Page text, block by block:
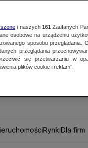
RynkiDla firm
i naszych 161 Zaufanych
osobowe na urządzeniu
sposobu przeglądania.
przeglądania
się przetwarzaniu w
plików cookie i reklam”.